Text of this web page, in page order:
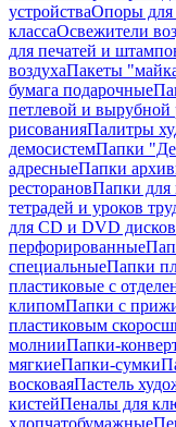
устройстваОпоры
классаОсвежители
для печатей и
воздухаПакеты
бумага подарочные
петлевой и вырубной
рисованияПалитры
демосистемПапки
адресныеПапки
ресторановПапки для
тетрадей и уроков
для CD и DVD дисков
перфорированные
специальныеПапки
пластиковые с
клипомПапки с
пластиковым
молнииПапки-
мягкиеПапки-сумки
восковаяПастель
кистейПеналы для
хлопчатобумажные